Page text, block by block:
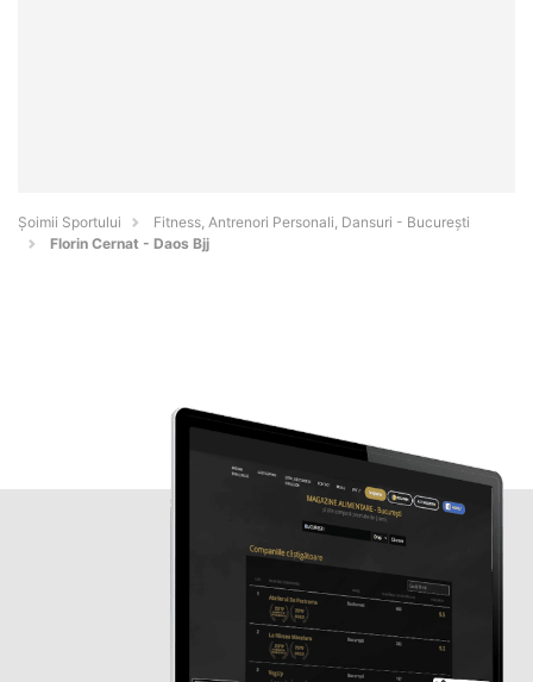
Șoimii Sportului
Fitness, Antrenori Personali, Dansuri - Bucureşti
Florin Cernat - Daos Bjj